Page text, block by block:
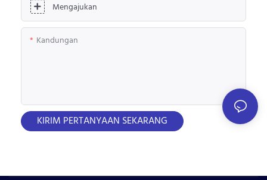
Mengajukan
Kandungan
KIRIM PERTANYAAN SEKARANG